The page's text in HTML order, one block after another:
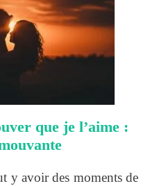
que je l’aime :
y avoir des moments de